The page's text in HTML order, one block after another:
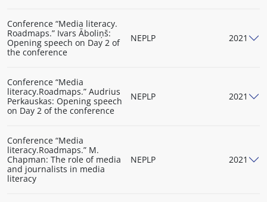
Conference “Media literacy.
Roadmaps.” Ivars Āboliņš:
Opening speech on Day 2 of
the conference
NEPLP 2021
Conference “Media
literacy.Roadmaps.” Audrius
Perkauskas: Opening speech
on Day 2 of the conference
NEPLP 2021
Conference “Media
literacy.Roadmaps.” M.
Chapman: The role of media
and journalists in media
literacy
NEPLP 2021